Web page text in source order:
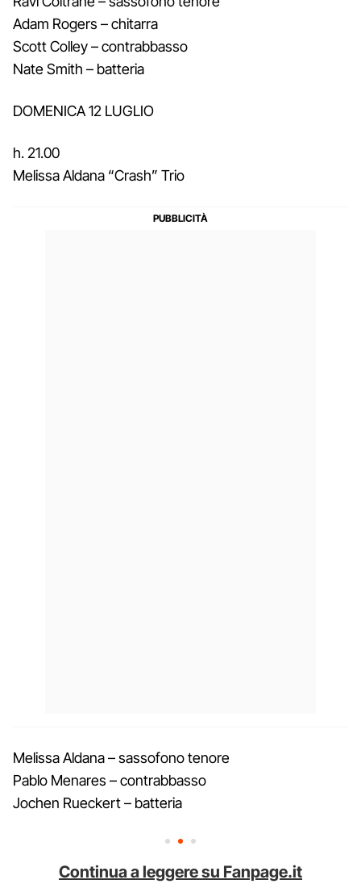
Adam Rogers – chitarra
Scott Colley – contrabbasso
Nate Smith – batteria
DOMENICA 12 LUGLIO
h. 21.00
Melissa Aldana “Crash” Trio
Melissa Aldana – sassofono tenore
Pablo Menares – contrabbasso
Jochen Rueckert – batteria
Continua a leggere su Fanpage.it